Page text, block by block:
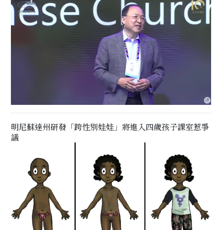
明尼蘇達州研發「跨性別娃娃」將進入四歲孩子課室惹爭
議